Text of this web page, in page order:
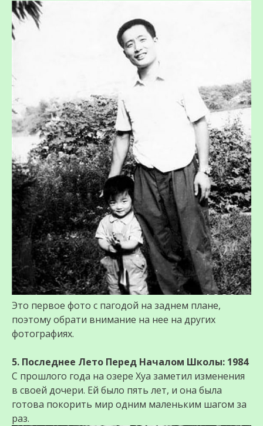
Это первое фото с пагодой на заднем плане,
поэтому обрати внимание на нее на других
фотографиях.
5. Последнее Лето Перед Началом Школы: 1984
С прошлого года на озере Хуа заметил изменения
в своей дочери. Ей было пять лет, и она была
готова покорить мир одним маленьким шагом за
раз.